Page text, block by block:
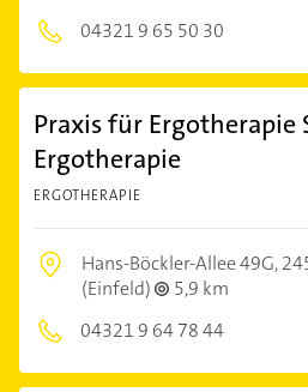
04321 9 65 50 30
Praxis für Ergotherapie
Ergotherapie
ERGOTHERAPIE
Hans-Böckler-Allee 49G,
(Einfeld)
5,9 km
04321 9 64 78 44